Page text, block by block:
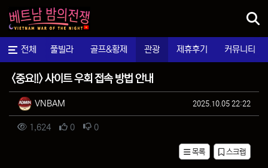
전체 메뉴
마사지 풀빌라 골프&황제 관광 제휴후기 커뮤니티
자유게시판
<중요!!> 사이트 우회 접속 방법 안내
작성자 정보
VNBAM 작성일
2025.10.05 22:22
컨텐츠 정보
1,624조회 0추천 0비추천
목록 스크랩